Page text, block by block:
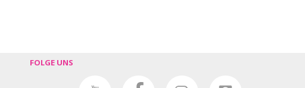
FOLGE UNS